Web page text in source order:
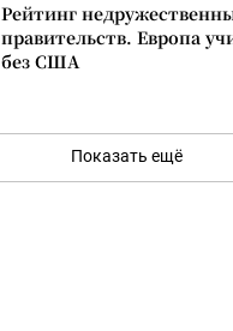
Рейтинг
правительств. Европа
без США
Показать ещё